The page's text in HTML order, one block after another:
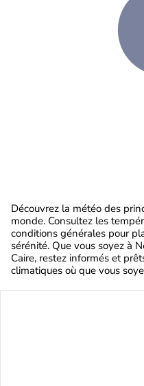
Découvrez la météo des
monde. Consultez les
conditions générales pour
sérénité. Que vous soyez à
Caire, restez informés et
climatiques où que vous